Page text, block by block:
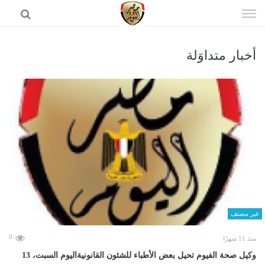
الى
أخبار متداوَلة
غير مصنف
منذ 11 شهرًا 0
وكيل صحة الفيوم تحيل بعض الأطباء للشئون القانونيةاليوم السبت، 13